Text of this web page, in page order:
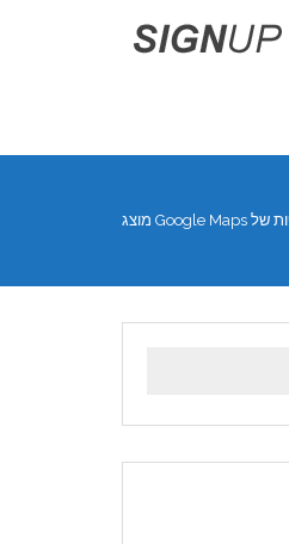
מחקר: בלוק המפות של Google Maps מוצג